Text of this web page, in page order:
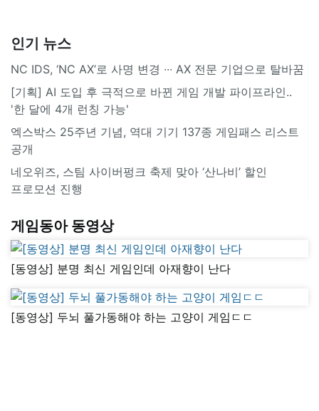
인기 뉴스
NC IDS, ‘NC AX’로 사명 변경 ∙∙∙ AX 전문 기업으로 탈바꿈
[기획] AI 도입 후 극적으로 바뀐 게임 개발 파이프라인..
'한 달에 4개 런칭 가능'
엑스박스 25주년 기념, 역대 기기 137종 게임패스 리스트
공개
네오위즈, 스팀 사이버펑크 축제 맞아 ‘산나비’ 할인
프로모션 진행
게임동아 동영상
[동영상] 분명 최신 게임인데 아재향이 난다
[동영상] 두뇌 풀가동해야 하는 고양이 게임ㄷㄷ